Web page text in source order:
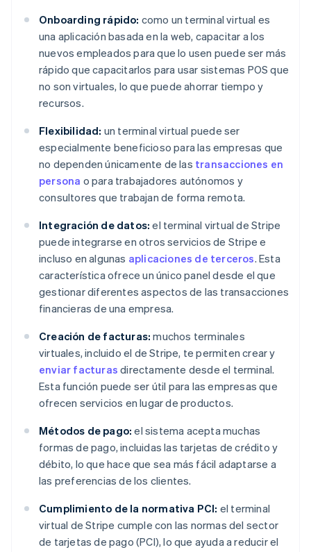
Onboarding rápido: como un terminal virtual es
una aplicación basada en la web, capacitar a los
nuevos empleados para que lo usen puede ser más
rápido que capacitarlos para usar sistemas POS que
no son virtuales, lo que puede ahorrar tiempo y
recursos.
Flexibilidad: un terminal virtual puede ser
especialmente beneficioso para las empresas que
no dependen únicamente de las transacciones en
persona o para trabajadores autónomos y
consultores que trabajan de forma remota.
Integración de datos: el terminal virtual de Stripe
puede integrarse en otros servicios de Stripe e
incluso en algunas aplicaciones de terceros. Esta
característica ofrece un único panel desde el que
gestionar diferentes aspectos de las transacciones
financieras de una empresa.
Creación de facturas: muchos terminales
virtuales, incluido el de Stripe, te permiten crear y
enviar facturas directamente desde el terminal.
Esta función puede ser útil para las empresas que
ofrecen servicios en lugar de productos.
Métodos de pago: el sistema acepta muchas
formas de pago, incluidas las tarjetas de crédito y
débito, lo que hace que sea más fácil adaptarse a
las preferencias de los clientes.
Cumplimiento de la normativa PCI: el terminal
virtual de Stripe cumple con las normas del sector
de tarjetas de pago (PCI), lo que ayuda a reducir el